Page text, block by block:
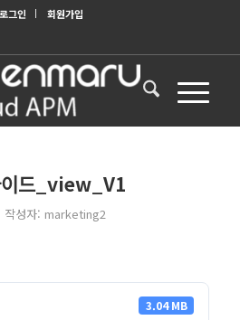
로그인 회원가입
작성자: marketing2
3.04 MB